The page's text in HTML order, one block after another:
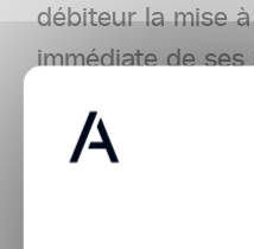
débiteur la mise
immédiate de
en cas de saisie